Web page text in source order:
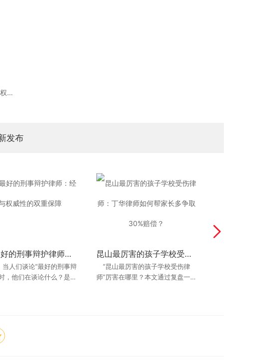
解决问题的律师：报警不管的名誉权纠纷该找谁？
发布
昆山最好的刑事辩护律师：经验与权威性的双重保障
当人们谈论“最好的刑事辩
，他们在谈论什么？是高
昆山最厉害的孩子学校受伤律师：丁华律师如何帮家长多争取30%赔偿？
“昆山最厉害的孩子学校受伤律
师”厉害在哪里？本文通过复盘一起
昆山花桥审查起诉阅卷刑事律师推荐咨询：阅卷后辩护思路、证据疑点和量刑意见怎么沟通？
审查起诉阅卷刑事律师推
阅卷后辩护思路、证据疑
昆山刑事辩护法律方案详解：资深律师如何破局？
刑事案件往往错综复杂，就像一团
乱麻。证据真伪难辨，供述反复无